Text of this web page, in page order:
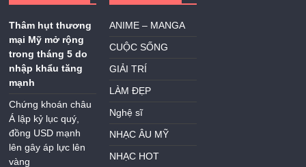
Thâm hụt thương
mại Mỹ mở rộng
trong tháng 5 do
nhập khẩu tăng
mạnh
Chứng khoán châu
Á lập kỷ lục quý,
đồng USD mạnh
lên gây áp lực lên
vàng
ANIME – MANGA
CUỘC SỐNG
GIẢI TRÍ
LÀM ĐẸP
Nghệ sĩ
NHẠC ÂU MỸ
NHẠC HOT